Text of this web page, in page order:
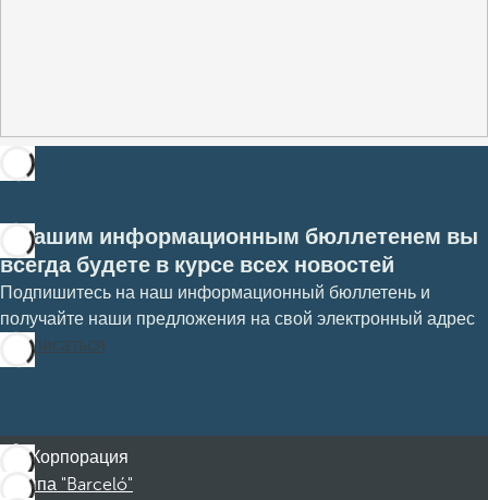
С нашим информационным бюллетенем вы
всегда будете в курсе всех новостей
Подпишитесь на наш информационный бюллетень и
получайте наши предложения на свой электронный адрес
Подписаться
Корпорация
Группа "Barceló"